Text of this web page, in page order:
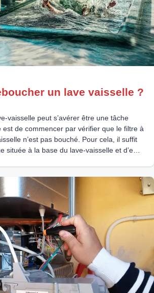
un lave vaisselle ?
vaisselle peut s’avérer être une tâche
est de commencer par vérifier que le filtre à
n’est pas bouché. Pour cela, il suffit
située à la base du lave-vaisselle et d’en